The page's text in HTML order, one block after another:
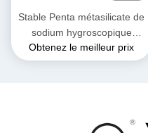
Stable Penta métasilicate de
sodium hygroscopique
soluble dans l'eau stable
dans des conditions
Obtenez le meilleur prix